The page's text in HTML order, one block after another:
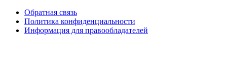
Перейти
содержимому
Обратная связь
Политика конфиденциальности
Информация для правообладателей